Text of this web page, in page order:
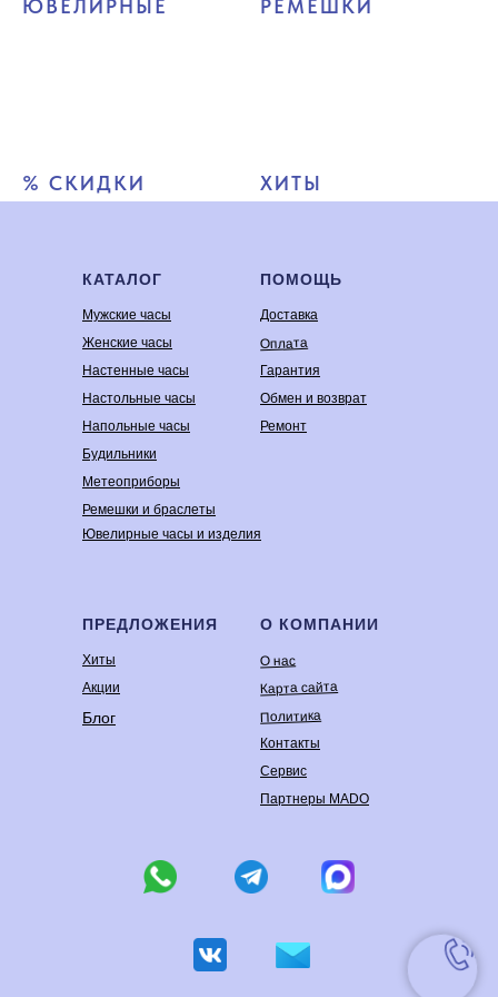
ЮВЕЛИРНЫЕ РЕМЕШКИ
% СКИДКИ ХИТЫ
КАТАЛОГ
Мужские часы
Женские часы
Настенные часы
Настольные часы
Напольные часы
Будильники
Метеоприборы
Ремешки и браслеты
Ювелирные часы и изделия
ПРЕДЛОЖЕНИЯ
Хиты
Акции
Блог
ПОМОЩЬ
Доставка
Оплата
Гарантия
Обмен и возврат
Ремонт
О КОМПАНИИ
О нас
Карта сайта
Политика
Контакты
Сервис
Партнеры MADO